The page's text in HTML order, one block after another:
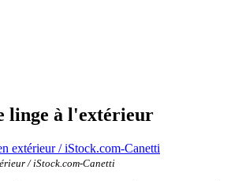
linge à l'extérieur
/ iStock.com-Canetti